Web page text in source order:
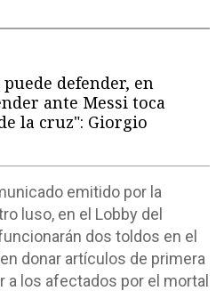
defender, en
ante Messi toca
la cruz": Giorgio
emitido por la
luso, en el Lobby del
dos toldos en el
donar artículos de primera
a los afectados por el mortal